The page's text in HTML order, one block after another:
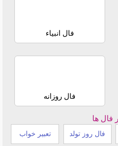
فال انبیاء
فال روزانه
فال ها
فال روز تولد تعبیر خواب